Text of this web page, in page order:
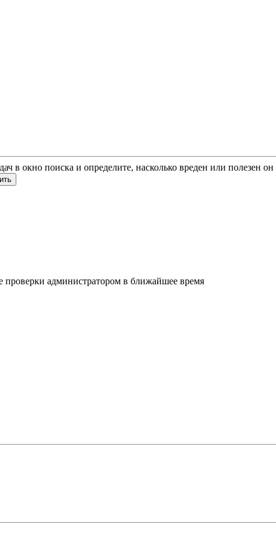
в окно поиска и определите, насколько вреден или полезен
проверки администратором в ближайшее время